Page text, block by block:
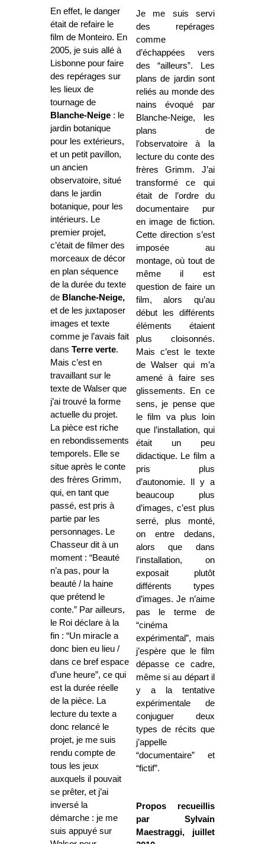
En effet, le danger
était de refaire le
film de Monteiro. En
2005, je suis allé à
Lisbonne pour faire
des repérages sur
les lieux de
tournage de
Blanche-Neige : le
jardin botanique
pour les extérieurs,
et un petit pavillon,
un ancien
observatoire, situé
dans le jardin
botanique, pour les
intérieurs. Le
premier projet,
c’était de filmer des
morceaux de décor
en plan séquence
de la durée du texte
de Blanche-Neige,
et de les juxtaposer
images et texte
comme je l’avais fait
dans Terre verte.
Mais c’est en
travaillant sur le
texte de Walser que
j’ai trouvé la forme
actuelle du projet.
La pièce est riche
en rebondissements
temporels. Elle se
situe après le conte
des frères Grimm,
qui, en tant que
passé, est pris à
partie par les
personnages. Le
Chasseur dit à un
moment : “Beauté
n’a pas, pour la
beauté / la haine
que prétend le
conte.” Par ailleurs,
le Roi déclare à la
fin : “Un miracle a
donc bien eu lieu /
dans ce bref espace
d’une heure”, ce qui
est la durée réelle
de la pièce. La
lecture du texte a
donc relancé le
projet, je me suis
rendu compte de
tous les jeux
auxquels il pouvait
se prêter, et j’ai
inversé la
démarche : je me
suis appuyé sur
Je me suis servi
des repérages
comme
d’échappées vers
des “ailleurs”. Les
plans de jardin sont
reliés au monde des
nains évoqué par
Blanche-Neige, les
plans de
l’observatoire à la
lecture du conte des
frères Grimm. J’ai
transformé ce qui
était de l’ordre du
documentaire pur
en image de fiction.
Cette direction s’est
imposée au
montage, où tout de
même il est
question de faire un
film, alors qu’au
début les différents
éléments étaient
plus cloisonnés.
Mais c’est le texte
de Walser qui m’a
amené à faire ses
glissements. En ce
sens, je pense que
le film va plus loin
que l’installation, qui
était un peu
didactique. Le film a
pris plus
d’autonomie. Il y a
beaucoup plus
d’images, c’est plus
serré, plus monté,
on entre dedans,
alors que dans
l’installation, on
exposait plutôt
différents types
d’images. Je n’aime
pas le terme de
“cinéma
expérimental”, mais
j’espère que le film
dépasse ce cadre,
même si au départ il
y a la tentative
expérimentale de
conjuguer deux
types de récits que
j’appelle
“documentaire” et
“fictif”.
Propos recueillis
par Sylvain
Maestraggi, juillet